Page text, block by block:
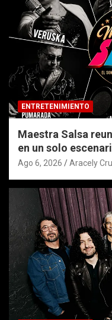
ENTRETENIMIENTO
Maestra Salsa
en un solo
Ago 6, 2026 Aracely